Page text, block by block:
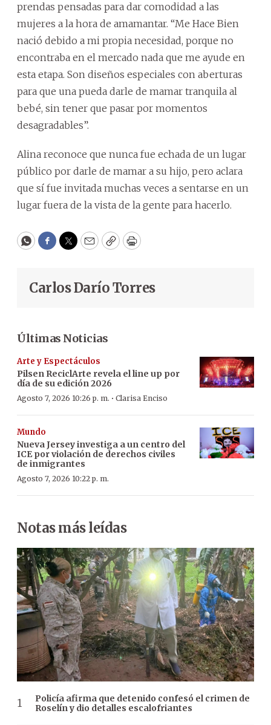
prendas pensadas para dar comodidad a las
mujeres a la hora de amamantar. “Me Hace Bien
nació debido a mi propia necesidad, porque no
encontraba en el mercado nada que me ayude en
esta etapa. Son diseños especiales con aberturas
para que una pueda darle de mamar tranquila al
bebé, sin tener que pasar por momentos
desagradables”.
Alina reconoce que nunca fue echada de un lugar
público por darle de mamar a su hijo, pero aclara
que sí fue invitada muchas veces a sentarse en un
lugar fuera de la vista de la gente para hacerlo.
WhatsApp
Facebook
Twitter
EmailCopyPrint
Carlos Darío Torres
Últimas Noticias
Arte y Espectáculos
Pilsen ReciclArte revela el line up por
día de su edición 2026
Agosto 7, 2026 10:26 p. m. · Clarisa Enciso
Mundo
Nueva Jersey investiga a un centro del
ICE por violación de derechos civiles
de inmigrantes
Agosto 7, 2026 10:22 p. m.
Notas más leídas
Policía afirma que detenido confesó el crimen de
Roselín y dio detalles escalofriantes